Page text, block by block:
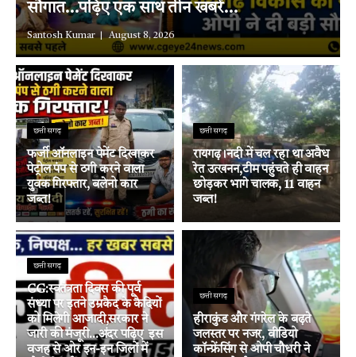
सौगात…पढ़िए एक साथ तीन खबरें…
Santosh Kumar August 8, 2026
छत्तीसगढ़
फर्जी ऑनलाइन पेमेंट दिखाकर
पेट्रोल पंप से ठगी करने वाला
युवक गिरफ्तार, बलेनो कार
जब्त!
छत्तीसगढ़
रायगढ़।नदी में चल रहा था अवैध
रेत उत्खनन,टीम पहुंचते ही वाहन
छोड़कर भागे चालक, 11 वाहन
जब्त!
छत्तीसगढ़
CG:स्वतंत्रता दिवस की पूर्व
संध्या पर इतने उम्रकैद के कैदियों
को मिलेगी आजादी,सरकार ने
जारी की मंजूरी…अंदर पढ़िए इस
वजह से ओर इन-इन जिलों में
छत्तीसगढ़
हीराकुंड और गंगरेल के बढ़ते
जलस्तर पर नजर, वीडियो
कॉन्फ्रेंसिंग से ओपी चौधरी ने